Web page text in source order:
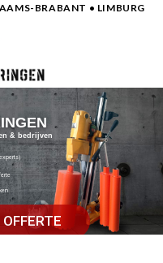
BRABANT • LIMBURG
& bedrijven